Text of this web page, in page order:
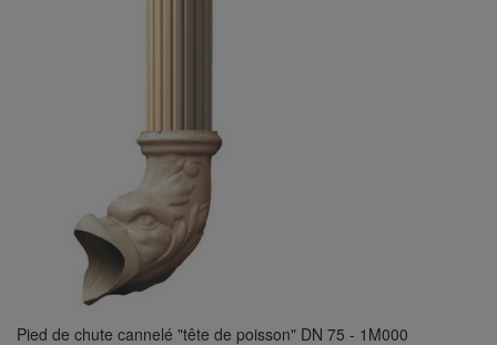
Pied de chute cannelé "tête de poisson" DN 75 - 1M000